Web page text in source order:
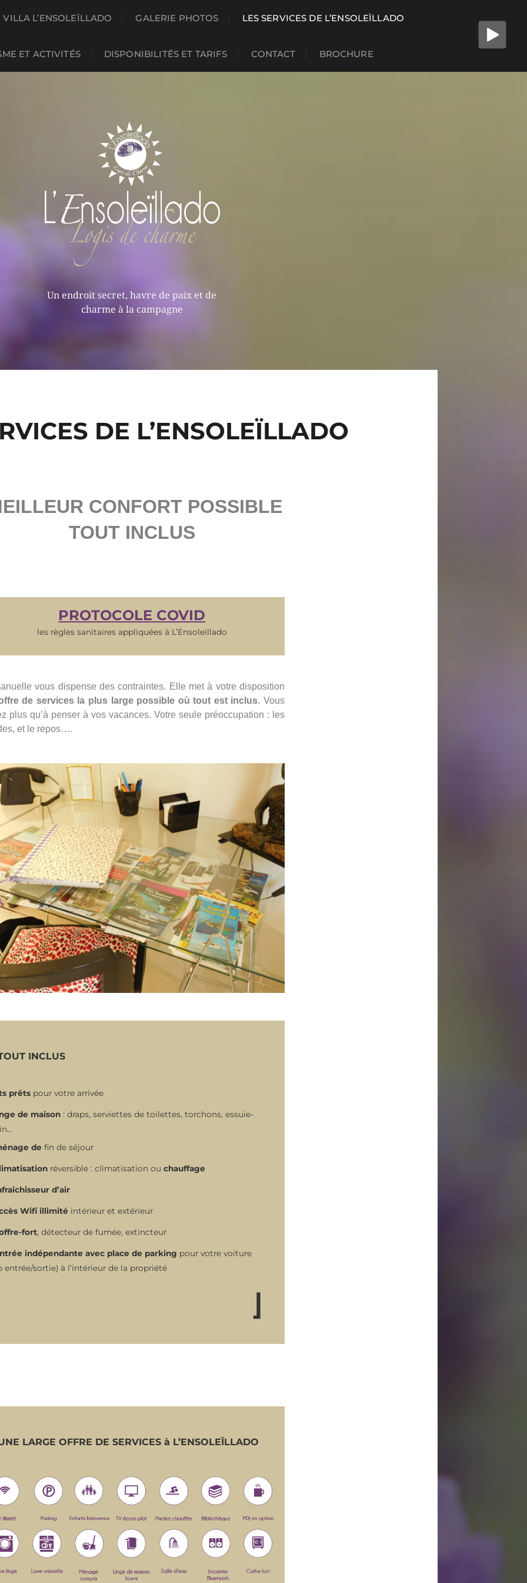
VILLA L’ENSOLEÏLLADO GALERIE PHOTOS LES SERVICES DE L’ENSOLEÏLLADO
ET ACTIVITÉS DISPONIBILITÉS ET TARIFS CONTACT BROCHURE
Un endroit secret, havre de paix et de
charme à la campagne
DE L’ENSOLEÏLLADO
CONFORT POSSIBLE
TOUT INCLUS
PROTOCOLE COVID
les règles sanitaires appliquées à L’Ensoleillado
vous dispense des contraintes. Elle met à votre disposition
de services la plus large possible où tout est inclus. Vous
plus qu’à penser à vos vacances. Votre seule préoccupation : les
et le repos….
INCLUS
prêts pour votre arrivée
de maison : draps, serviettes de toilettes, torchons, essuie-
de fin de séjour
réversible : climatisation ou chauffage
d’air
Wifi illimité intérieur et extérieur
fort, détecteur de fumée, extincteur
indépendante avec place de parking pour votre voiture
entrée/sortie) à l’intérieur de la propriété
LARGE OFFRE DE SERVICES à L’ENSOLEÏLLADO